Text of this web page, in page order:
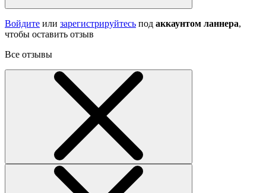
Войдите или зарегистрируйтесь под аккаунтом ланнера,
чтобы оставить отзыв
Все отзывы